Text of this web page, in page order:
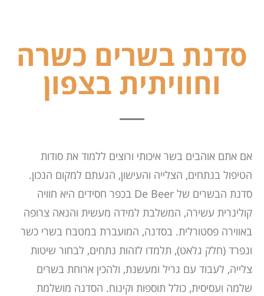
סדנת בשרים כשרה
וחוויתית בצפון
אם אתם אוהבים בשר איכותי ורוצים ללמוד את סודות
הטיפול בנתחים, הצלייה והעישון, הגעתם למקום הנכון.
סדנת הבשרים של De Beer בכפר חסידים היא חוויה
קולינרית עשירה, המשלבת למידה מעשית והנאה צרופה
באווירה פסטורלית. בסדנה, המועברת במטבח בשרי כשר
ונפרד (חלק גלאט), תלמדו לזהות נתחים, לבחור שיטות
צלייה, לעבוד עם גריל ומעשנת, ולהכין ארוחת בשרים
שלמה ועסיסית, כולל תוספות וקינוח. הסדנה מושלמת